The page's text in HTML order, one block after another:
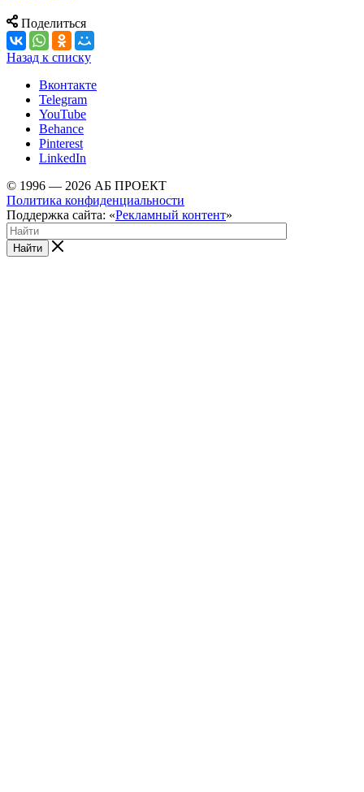
Поделиться
Назад к списку
Вконтакте
Telegram
YouTube
Behance
Pinterest
LinkedIn
© 1996 — 2026 АБ ПРОЕКТ
Политика конфиденциальности
Поддержка сайта: «Рекламный контент»
Найти